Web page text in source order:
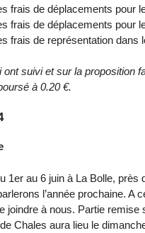
frais de déplacements pour
frais de déplacements pour
frais de représentation dans
ont suivi et sur la proposition
à 0.20 €.
1er au 6 juin à La Bolle,
l’année prochaine. A
joindre à nous. Partie remise
Chales aura lieu le